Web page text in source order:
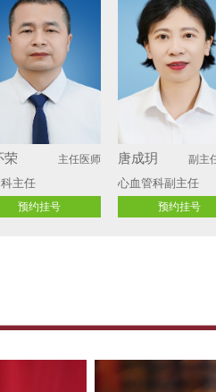
荣 主任医师
主任
预约挂号
唐成玥 副主
心血管科副主任
预约挂号